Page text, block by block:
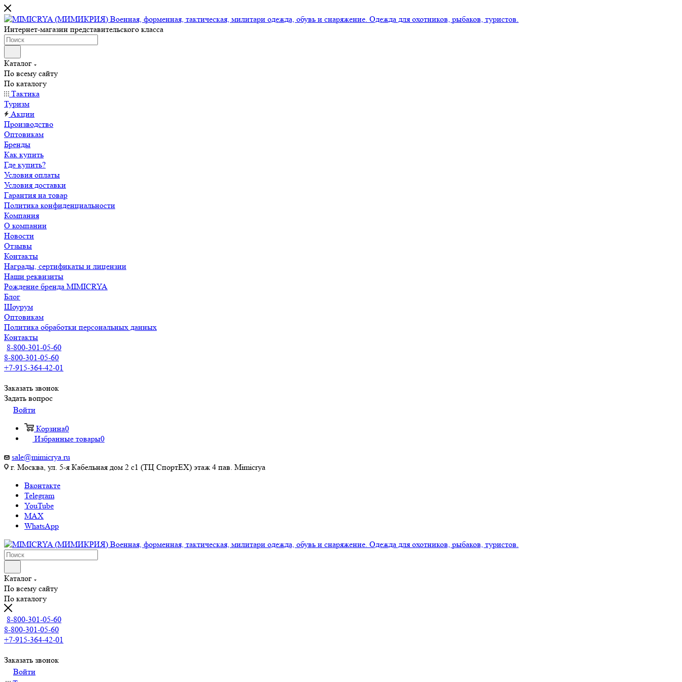
Интернет-магазин представительского класса
Каталог
По всему сайту
По каталогу
Тактика
Туризм
Акции
Производство
Оптовикам
Бренды
Как купить
Где купить?
Условия оплаты
Условия доставки
Гарантия на товар
Политика конфиденциальности
Компания
О компании
Новости
Отзывы
Контакты
Награды, сертификаты и лицензии
Наши реквизиты
Рождение бренда MIMICRYA
Блог
Шоурум
Оптовикам
Политика обработки персональных данных
Контакты
8-800-301-05-60
8-800-301-05-60
+7-915-364-42-01
Заказать звонок
Задать вопрос
Войти
Корзина0
Избранные товары0
sale@mimicrya.ru
г. Москва, ул. 5-я Кабельная дом 2 с1 (ТЦ СпортEX) этаж 4 пав. Mimicrya
Вконтакте
Telegram
YouTube
MAX
WhatsApp
Каталог
По всему сайту
По каталогу
8-800-301-05-60
8-800-301-05-60
+7-915-364-42-01
Заказать звонок
Войти